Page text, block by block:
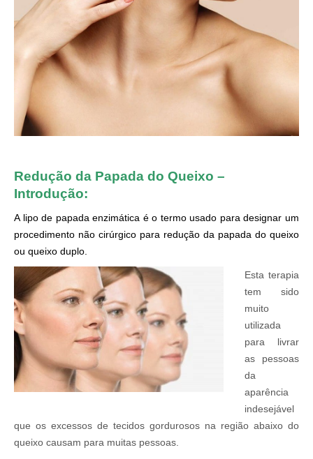
Redução da Papada do Queixo –
Introdução:
A lipo de papada enzimática é o termo usado para designar um
procedimento não cirúrgico para redução da papada do queixo
ou queixo duplo.
Esta terapia
tem sido
muito
utilizada
para livrar
as pessoas
da
aparência
indesejável
que os excessos de tecidos gordurosos na região abaixo do
queixo causam para muitas pessoas.